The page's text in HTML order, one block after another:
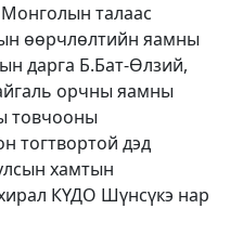
талаас
өөрчлөлтийн яамны
дарга Б.Бат-Өлзий,
орчны яамны
товчооны
тогтвортой дэд
хамтын
КҮДО Шүнсүкэ нар